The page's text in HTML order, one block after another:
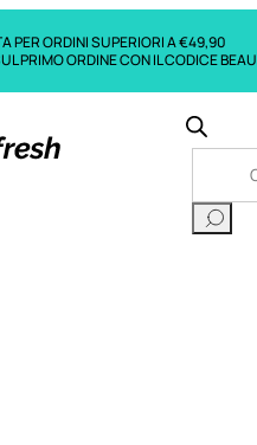
PER ORDINI SUPERIORI A €49,90
PRIMO ORDINE CON IL CODICE